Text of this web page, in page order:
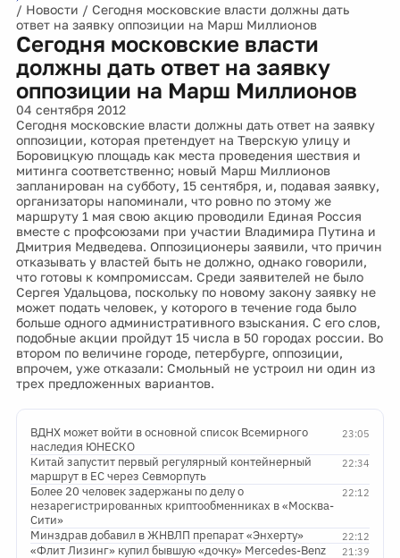
/ Новости / Сегодня московские власти должны дать
ответ на заявку оппозиции на Марш Миллионов
Сегодня московские власти
должны дать ответ на заявку
оппозиции на Марш Миллионов
04 сентября 2012
Сегодня московские власти должны дать ответ на заявку
оппозиции, которая претендует на Тверскую улицу и
Боровицкую площадь как места проведения шествия и
митинга соответственно; новый Марш Миллионов
запланирован на субботу, 15 сентября, и, подавая заявку,
организаторы напоминали, что ровно по этому же
маршруту 1 мая свою акцию проводили Единая Россия
вместе с профсоюзами при участии Владимира Путина и
Дмитрия Медведева. Оппозиционеры заявили, что причин
отказывать у властей быть не должно, однако говорили,
что готовы к компромиссам. Среди заявителей не было
Сергея Удальцова, поскольку по новому закону заявку не
может подать человек, у которого в течение года было
больше одного административного взыскания. С его слов,
подобные акции пройдут 15 числа в 50 городах россии. Во
втором по величине городе, петербурге, оппозиции,
впрочем, уже отказали: Смольный не устроил ни один из
трех предложенных вариантов.
23:05
ВДНХ может войти в основной список Всемирного
наследия ЮНЕСКО
22:34
Китай запустит первый регулярный контейнерный
маршрут в ЕС через Севморпуть
22:12
Более 20 человек задержаны по делу о
незарегистрированных криптообменниках в «Москва-
Сити»
22:12
Минздрав добавил в ЖНВЛП препарат «Энхерту»
21:39
«Флит Лизинг» купил бывшую «дочку» Mercedes-Benz